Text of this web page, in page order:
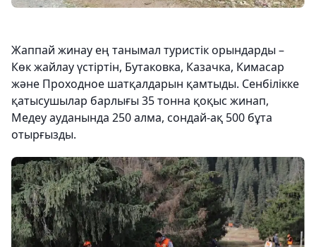
Жаппай жинау ең танымал туристік орындарды –
Көк жайлау үстіртін, Бутаковка, Казачка, Кимасар
және Проходное шатқалдарын қамтыды. Сенбілікке
қатысушылар барлығы 35 тонна қоқыс жинап,
Медеу ауданында 250 алма, сондай-ақ 500 бұта
отырғызды.